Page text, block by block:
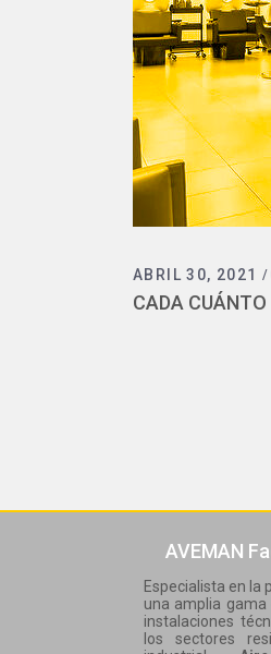
ABRIL 30, 2021
CADA CUÁNTO
AVEMAN
Especialista en la
una amplia gama
instalaciones
los sectores